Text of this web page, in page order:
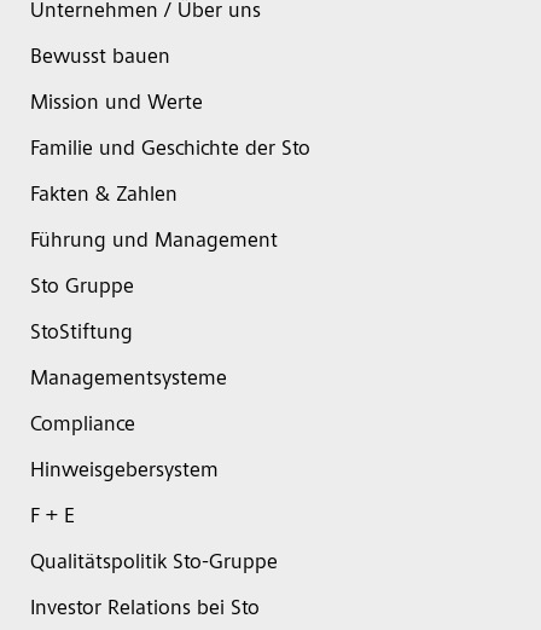
Unternehmen / Über uns
Bewusst bauen
Mission und Werte
Familie und Geschichte der Sto
Fakten & Zahlen
Führung und Management
Sto Gruppe
StoStiftung
Managementsysteme
Compliance
Hinweisgebersystem
F + E
Qualitätspolitik Sto-Gruppe
Investor Relations bei Sto